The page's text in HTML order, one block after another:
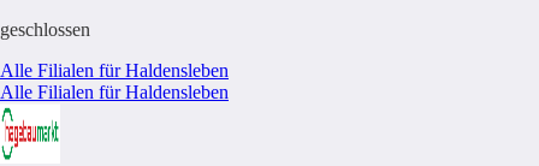
geschlossen
Alle Filialen für Haldensleben
Alle Filialen für Haldensleben